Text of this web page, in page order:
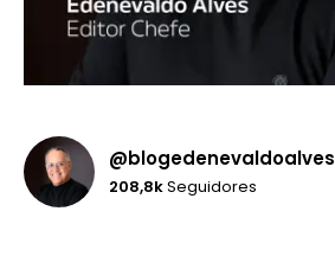
@blogedenevaldoalves
208,8kSeguidores